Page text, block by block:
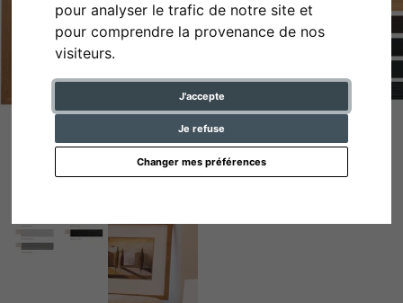
pour analyser le trafic de notre site et
pour comprendre la provenance de nos
visiteurs.
J'accepte
Je refuse
Changer mes préférences